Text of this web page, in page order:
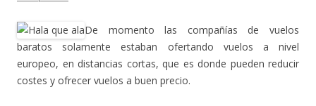
De momento las compañías de vuelos
baratos solamente estaban ofertando vuelos a nivel
europeo, en distancias cortas, que es donde pueden reducir
costes y ofrecer vuelos a buen precio.